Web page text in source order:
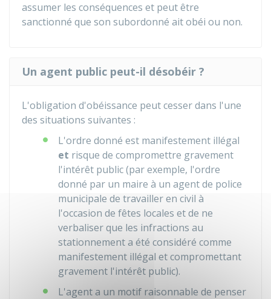
assumer les conséquences et peut être
sanctionné que son subordonné ait obéi ou non.
Un agent public peut-il désobéir ?
L'obligation d'obéissance peut cesser dans l'une
des situations suivantes :
L'ordre donné est manifestement illégal
et risque de compromettre gravement
l'intérêt public (par exemple, l'ordre
donné par un maire à un agent de police
municipale de travailler en civil à
l'occasion de fêtes locales et de ne
verbaliser que les infractions au
stationnement a été considéré comme
manifestement illégal et compromettant
gravement l'intérêt public).
L'agent a un motif raisonnable de penser